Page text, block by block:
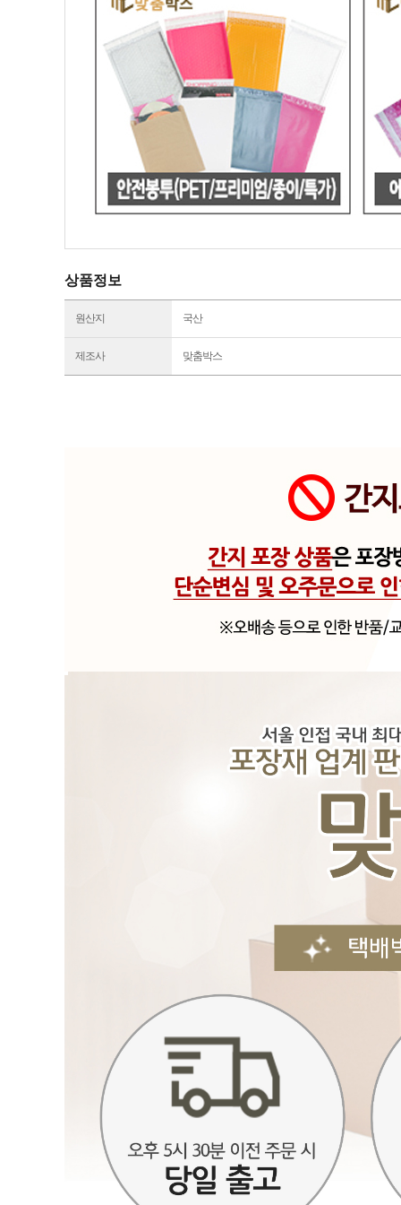
상품정보
원산지 국산
제조사 맞춤박스